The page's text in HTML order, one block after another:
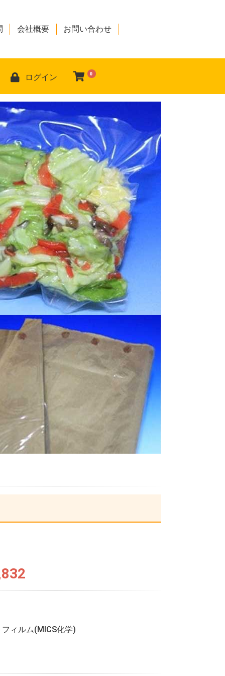
会社概要 お問い合わせ
ログイン 0
ィルム(MICS化学)